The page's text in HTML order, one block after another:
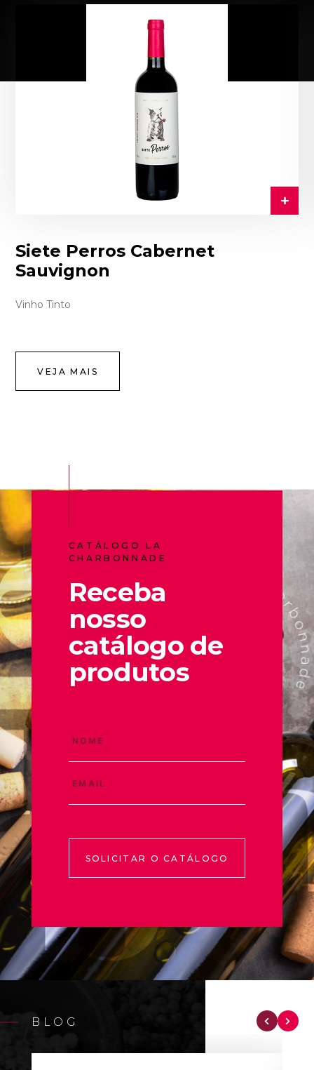
Siete Perros Cabernet
Sauvignon
Vinho Tinto
VEJA MAIS
CATÁLOGO LA
CHARBONNADE
Receba
nosso
catálogo de
produtos
SOLICITAR O CATÁLOGO
BLOG